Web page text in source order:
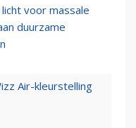
voor massale
duurzame
Air-kleurstelling